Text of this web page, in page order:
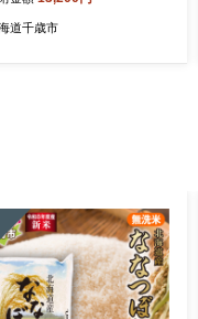
定品]
道千歳市